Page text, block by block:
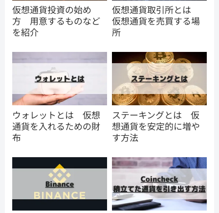
仮想通貨投資の始め
方 用意するものなど
を紹介
仮想通貨取引所とは
仮想通貨を売買する場
所
ウォレットとは 仮想
通貨を入れるための財
布
ステーキングとは 仮
想通貨を安定的に増や
す方法